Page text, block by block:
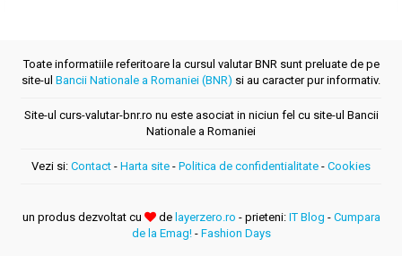
Toate informatiile referitoare la cursul valutar BNR sunt preluate de pe
site-ul Bancii Nationale a Romaniei (BNR) si au caracter pur informativ.
Site-ul curs-valutar-bnr.ro nu este asociat in niciun fel cu site-ul Bancii
Nationale a Romaniei
Vezi si: Contact - Harta site - Politica de confidentialitate - Cookies
un produs dezvoltat cu de layerzero.ro - prieteni: IT Blog - Cumpara
de la Emag!- Fashion Days